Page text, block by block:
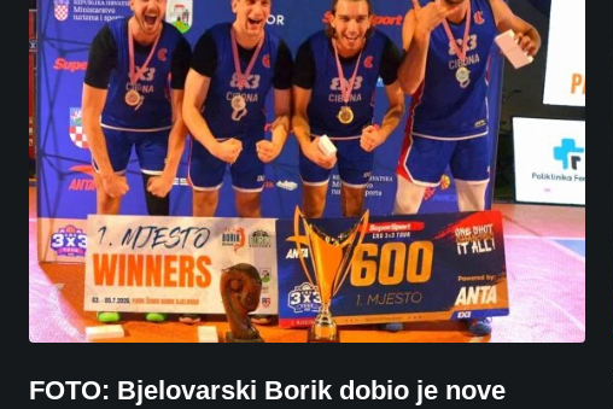
FOTO: Bjelovarski Borik dobio je nove